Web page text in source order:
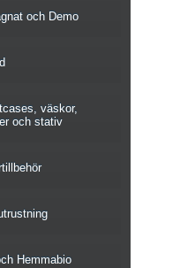
och Demo
väskor,
och stativ
Hemmabio